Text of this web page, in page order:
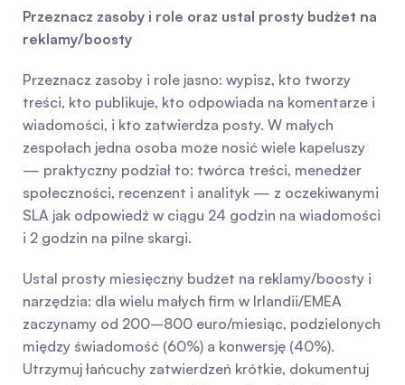
Przeznacz zasoby i role oraz ustal prosty budżet na
reklamy/boosty
Przeznacz zasoby i role jasno: wypisz, kto tworzy
treści, kto publikuje, kto odpowiada na komentarze i
wiadomości, i kto zatwierdza posty. W małych
zespołach jedna osoba może nosić wiele kapeluszy
— praktyczny podział to: twórca treści, menedżer
społeczności, recenzent i analityk — z oczekiwanymi
SLA jak odpowiedź w ciągu 24 godzin na wiadomości
i 2 godzin na pilne skargi.
Ustal prosty miesięczny budżet na reklamy/boosty i
narzędzia: dla wielu małych firm w Irlandii/EMEA
zaczynamy od 200–800 euro/miesiąc, podzielonych
między świadomość (60%) a konwersję (40%).
Utrzymuj łańcuchy zatwierdzeń krótkie, dokumentuj